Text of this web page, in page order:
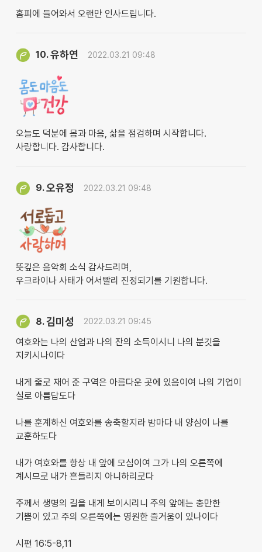
홈피에 들어와서 오랜만 인사드립니다.
10.유하연 2022.03.21 09:48
오늘도 덕분에 몸과 마음, 삶을 점검하며 시작합니다.
사랑합니다. 감사합니다.
9.오유정 2022.03.21 09:48
뜻깊은 음악회 소식 감사드리며,
우크라이나 사태가 어서빨리 진정되기를 기원합니다.
8.김미성 2022.03.21 09:45
여호와는 나의 산업과 나의 잔의 소득이시니 나의 분깃을
지키시나이다
내게 줄로 재어 준 구역은 아름다운 곳에 있음이여 나의 기업이
실로 아름답도다
나를 훈계하신 여호와를 송축할지라 밤마다 내 양심이 나를
교훈하도다
내가 여호와를 항상 내 앞에 모심이여 그가 나의 오른쪽에
계시므로 내가 흔들리지 아니하리로다
주께서 생명의 길을 내게 보이시리니 주의 앞에는 충만한
기쁨이 있고 주의 오른쪽에는 영원한 즐거움이 있나이다
시편 16:5-8,11